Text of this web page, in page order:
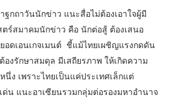
ฐกถาวันนักข่าว แนะสื่อไม่ต้องเอาใจผู้มี
ตร์สมาคมนักข่าว คือ นักต่อสู้ ต้องเสนอ
อดเอนเกจเมนต์ ชี้แม้ไทยเผชิญแรงกดดัน
องรักษาสมดุล มีเสถียรภาพ ให้เกิดความ
นึ่ง เพราะไทยเป็นแค่ประเทศเล็กแต่
น แนะอาเซียนรวมกลุ่มต่อรองมหาอำนาจ